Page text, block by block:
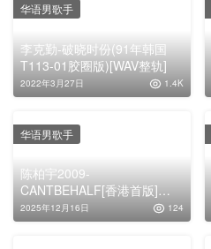
李克勤-破晓时份(91年韩国
T113-01胶圈版)[WAV整轨]
2022年3月27日 1.4K
华语男歌手
陈柏宇2009-
CANTBEHALF[香港首版]
[WAV+CUE]
2025年12月16日 124
华语男歌手